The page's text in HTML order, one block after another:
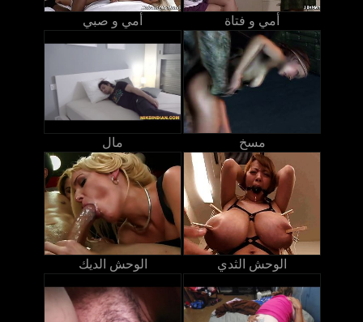
أمي و صبي أمي و فتاة
مال مسخ
الوحش الديك الوحش الثدي